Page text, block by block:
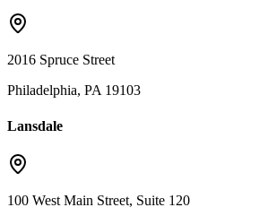
2016 Spruce Street
Philadelphia, PA 19103
Lansdale
100 West Main Street, Suite 120